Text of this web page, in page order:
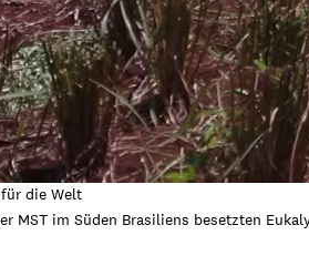
die Welt
MST im Süden Brasiliens besetzten